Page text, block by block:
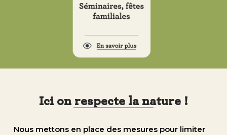
Ici on respecte la nature !
Nous mettons en place des mesures pour limiter